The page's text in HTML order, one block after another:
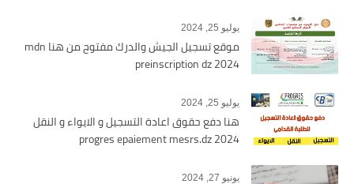
يوليو 25, 2024
موقع تسجيل الجيش والدرك مفتوح من هنا mdn
preinscription dz 2024
يوليو 25, 2024
هنا دفع حقوق اعادة التسجيل و الايواء و النقل
2024 progres epaiement mesrs.dz
يونيو 27, 2024